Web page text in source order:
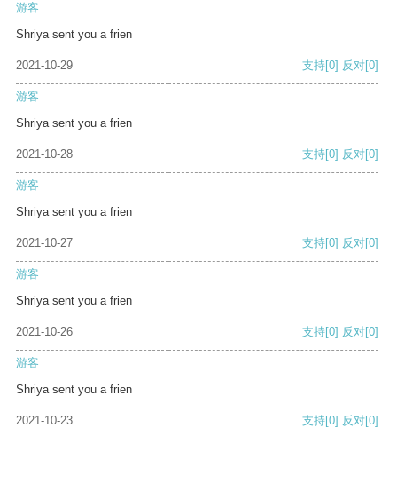
游客
Shriya sent you a frien
2021-10-29 支持[0] 反对[0]
游客
Shriya sent you a frien
2021-10-28 支持[0] 反对[0]
游客
Shriya sent you a frien
2021-10-27 支持[0] 反对[0]
游客
Shriya sent you a frien
2021-10-26 支持[0] 反对[0]
游客
Shriya sent you a frien
2021-10-23 支持[0] 反对[0]